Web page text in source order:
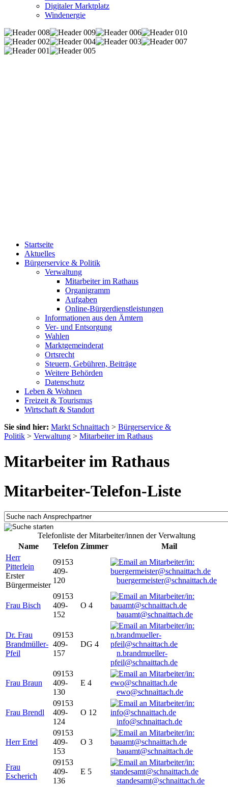
Digitaler Marktplatz
Windenergie
Startseite
Aktuelles
Bürgerservice & Politik
Verwaltung
Mitarbeiter im Rathaus
Organigramm
Aufgaben
Online-Bürgerdienstleistungen
Informationen aus den Ämtern
Ver- und Entsorgung
Wahlen
Marktgemeinderat
Ortsrecht
Steuern, Gebühren, Beiträge
Weitere Behörden
Datenschutz
Leben & Wohnen
Freizeit & Tourismus
Wirtschaft & Standort
Sie sind hier: Markt Schnaittach > Bürgerservice &
Politik > Verwaltung > Mitarbeiter im Rathaus
Mitarbeiter im Rathaus
Mitarbeiter-Telefon-Liste
Telefonliste der Mitarbeiter/innen der Verwaltung
Name
Telefon Zimmer
Mail
Herr
Pitterlein
Erster
Bürgermeister
09153
409-
120
buergermeister@schnaittach.de
Frau Bisch
09153
409-
152
O 4
bauamt@schnaittach.de
Dr. Frau
Brandmüller-
Pfeil
09153
409-
157
DG 4
n.brandmueller-
pfeil@schnaittach.de
Frau Braun
09153
409-
130
E 4
ewo@schnaittach.de
Frau Brendl
09153
409-
124
O 12
info@schnaittach.de
Herr Ertel
09153
409-
153
O 3
bauamt@schnaittach.de
Frau
Escherich
09153
409-
136
E 5
standesamt@schnaittach.de